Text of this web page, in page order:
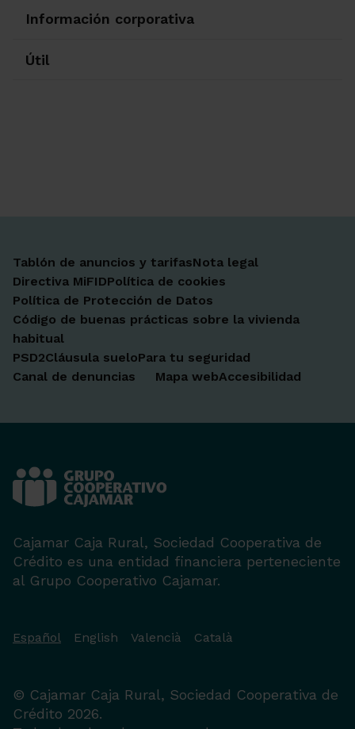
Información corporativa
Útil
Tablón de anuncios y tarifasNota legal
Directiva MiFIDPolítica de cookies
Política de Protección de Datos
Código de buenas prácticas sobre la vivienda
habitual
PSD2Cláusula sueloPara tu seguridad
Canal de denuncias
Mapa webAccesibilidad
Cajamar Caja Rural, Sociedad Cooperativa de
Crédito es una entidad financiera perteneciente
al Grupo Cooperativo Cajamar.
Español English Valencià Català
© Cajamar Caja Rural, Sociedad Cooperativa de
Crédito 2026.